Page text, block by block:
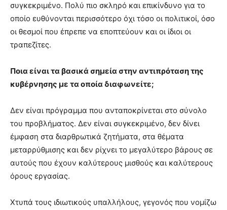
συγκεκριμένο. Πολύ πιο σκληρό και επικίνδυνο για το
οποίο ευθύνονται περισσότερο όχι τόσο οι πολιτικοί, όσο
οι θεσμοί που έπρεπε να εποπτεύουν και οι ίδιοι οι
τραπεζίτες.
Ποια είναι τα βασικά σημεία στην αντιπρόταση της
κυβέρνησης με τα οποία διαφωνείτε;
Δεν είναι πρόγραμμα που ανταποκρίνεται στο σύνολο
του προβλήματος. Δεν είναι συγκεκριμένο, δεν δίνει
έμφαση στα διαρθρωτικά ζητήματα, στα θέματα
μεταρρύθμισης και δεν ρίχνει το μεγαλύτερο βάρους σε
αυτούς που έχουν καλύτερους μισθούς και καλύτερους
όρους εργασίας.
Χτυπά τους ιδιωτικούς υπαλλήλους, γεγονός που νομίζω